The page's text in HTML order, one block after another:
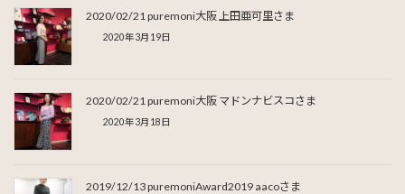
2020/02/21 puremoni大阪 上田亜可里さま
2020年3月19日
2020/02/21 puremoni大阪 マドンナビスコさま
2020年3月18日
2019/12/13 puremoniAward2019 aacoさま